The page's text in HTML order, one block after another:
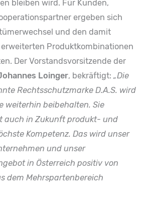
bleiben wird. Für Kunden,
ergeben sich
und den damit
Produktkombinationen
Der Vorstandsvorsitzende der
Loinger, bekräftigt: „Die
Rechtsschutzmarke D.A.S. wird
weiterhin beibehalten. Sie
auch in Zukunft produkt- und
Kompetenz. Das wird unser
und unser
in Österreich positiv von
dem Mehrspartenbereich